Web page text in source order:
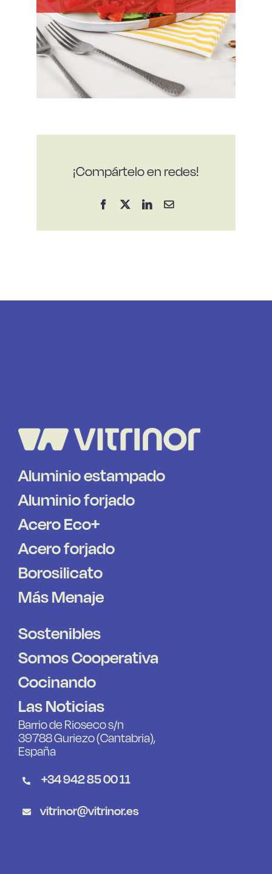
¡Compártelo en redes!
Facebook
X LinkedInCorreo
Aluminio estampado
Aluminio forjado
Acero Eco+
Acero forjado
Borosilicato
Más Menaje
Sostenibles
Somos Cooperativa
Cocinando
Las Noticias
Barrio de Rioseco s/n
39788 Guriezo (Cantabria),
España
+34 942 85 00 11
vitrinor@vitrinor.es